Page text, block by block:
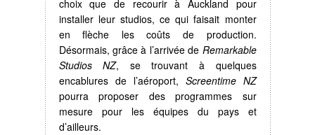
choix que de recourir à Auckland pour
installer leur studios, ce qui faisait monter
en flèche les coûts de production.
Désormais, grâce à l’arrivée de Remarkable
Studios NZ, se trouvant à quelques
encablures de l’aéroport, Screentime NZ
pourra proposer des programmes sur
mesure pour les équipes du pays et
d’ailleurs.